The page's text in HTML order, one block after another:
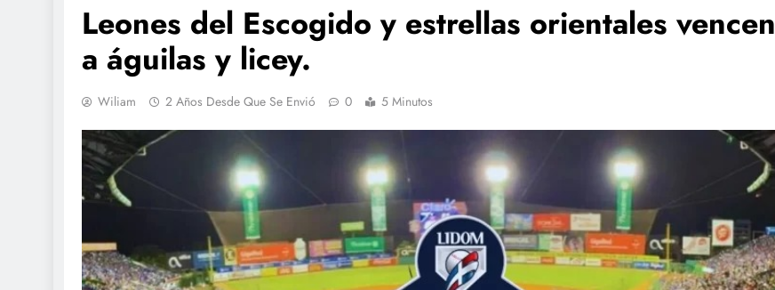
Leones del Escogido y estrellas orientales vencen
a águilas y licey.
Wiliam 2 Años Desde Que Se Envió 0 5 Minutos